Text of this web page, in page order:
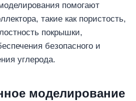
помогают
такие как пористость,
покрышки,
безопасного и
углерода.
моделирование